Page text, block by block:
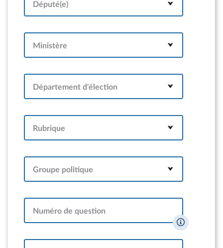
Député(e)
Ministère
Département d'élection
Rubrique
Groupe politique
Numéro de question